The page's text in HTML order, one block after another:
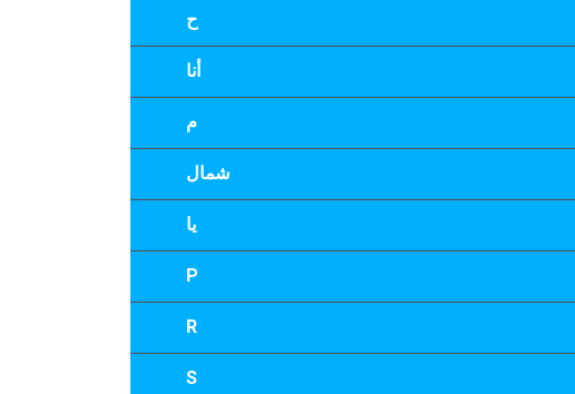
ح
أنا
م
شمال
يا
P
R
S